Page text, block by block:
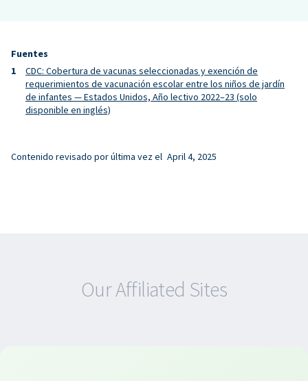
Fuentes
CDC: Cobertura de vacunas seleccionadas y exención de
requerimientos de vacunación escolar entre los niños de jardín
de infantes — Estados Unidos, Año lectivo 2022–23 (solo
disponible en inglés)
Contenido revisado por última vez el April 4, 2025
Our Affiliated Sites